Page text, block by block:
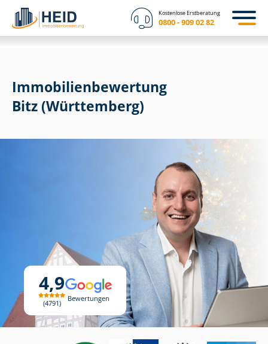
Kostenlose Erstberatung
0800 - 909 02 82
4,9
4791
Bewertungen
Immobilien­bewertung
Bitz (Württemberg)